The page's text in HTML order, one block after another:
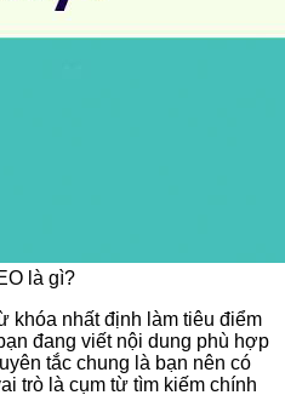
là gì?
khóa nhất định làm tiêu điểm
đang viết nội dung phù hợp
tắc chung là bạn nên có
trò là cụm từ tìm kiếm chính